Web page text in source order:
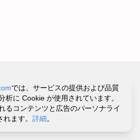
では、サービスの提供および品質
析に Cookie が使用されています。
るコンテンツと広告のパーソナライ
ます。 詳細。
ー&プライバシーポリシー
利用規約
い合わせ・ヘルプ
VIETNAM CO.,LTD.